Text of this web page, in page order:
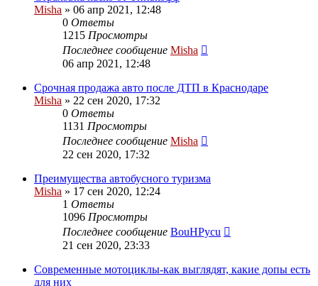
Misha » 06 апр 2021, 12:48
0 Ответы
1215 Просмотры
Последнее сообщение Misha
06 апр 2021, 12:48
Срочная продажа авто после ДТП в Краснодаре
Misha » 22 сен 2020, 17:32
0 Ответы
1131 Просмотры
Последнее сообщение Misha
22 сен 2020, 17:32
Преимущества автобусного туризма
Misha » 17 сен 2020, 12:24
1 Ответы
1096 Просмотры
Последнее сообщение BouHPycu
21 сен 2020, 23:33
Современные мотоциклы-как выглядят, какие допы есть
для них